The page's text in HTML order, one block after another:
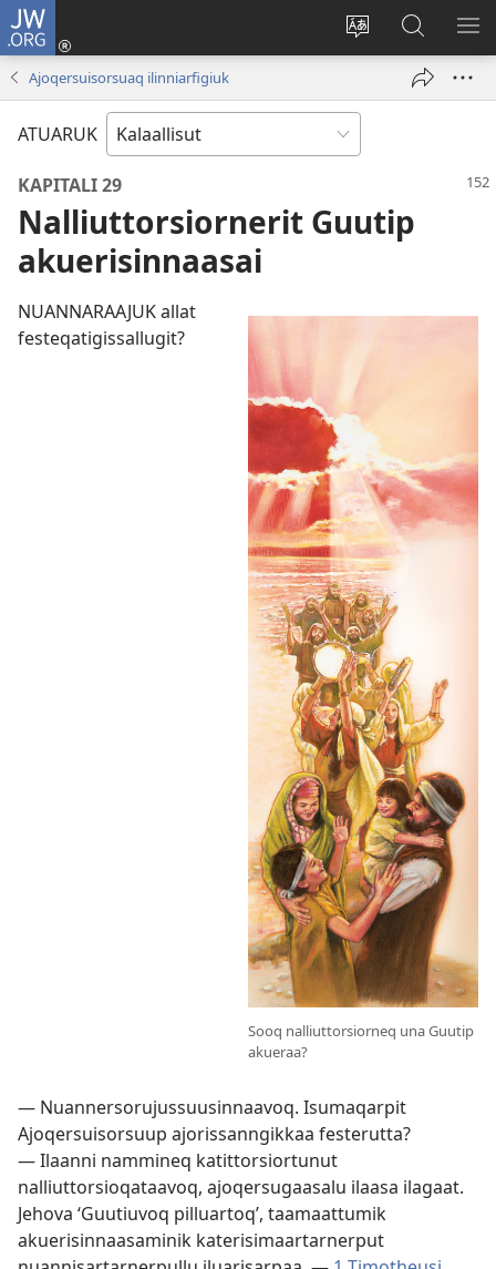
JW.ORG
Oqaatsit
toqqakkit
Iserfissaq
(opens
JW.ORG-
imi
ujarlerit
Ajoqersuisorsuaq ilinniarfigiuk
ATUARUK
KAPITALI 29
Nalliuttorsiornerit Guutip
akuerisinnaasai
Sooq nalliuttorsiorneq una Guutip
akueraa?
NUANNARAAJUK allat
festeqatigissallugit?
— Nuannersorujussuusinnaavoq. Isumaqarpit
Ajoqersuisorsuup ajorissanngikkaa festerutta?
— Ilaanni nammineq katittorsiortunut
nalliuttorsioqataavoq, ajoqersugaasalu ilaasa ilagaat.
Jehova ‘Guutiuvoq pilluartoq’, taamaattumik
akuerisinnaasaminik katerisimaartarnerput